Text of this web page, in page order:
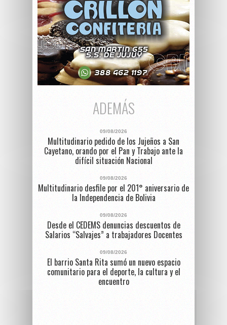
ADEMÁS
09/08/2026
Multitudinario pedido de los Jujeños a San
Cayetano, orando por el Pan y Trabajo ante la
difícil situación Nacional
09/08/2026
Multitudinario desfile por el 201° aniversario de
la Independencia de Bolivia
09/08/2026
Desde el CEDEMS denuncias descuentos de
Salarios “Salvajes” a trabajadores Docentes
09/08/2026
El barrio Santa Rita sumó un nuevo espacio
comunitario para el deporte, la cultura y el
encuentro